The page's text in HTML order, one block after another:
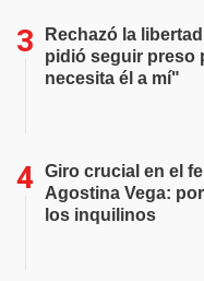
Rechazó la
pidió seguir preso
necesita él a mí"
Giro crucial en el
Agostina Vega:
los inquilinos